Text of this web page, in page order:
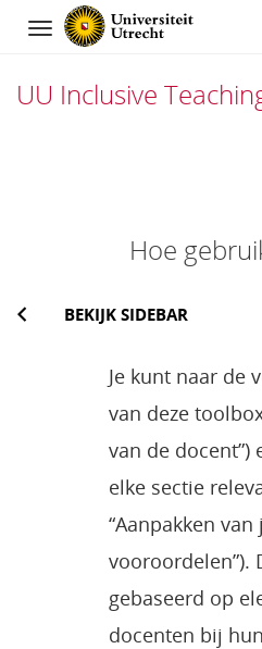
Navigation
UU Inclusive
Hoe
BEKIJK SIDEBAR
Je kunt naar de
van deze
van de
elke sectie
“Aanpakken van
vooroordelen”).
gebaseerd op
docenten bij hun